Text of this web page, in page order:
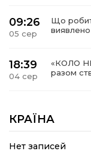
09:26
05 сер
Що
18:39
04 сер
«КОЛО
разом
04 сер
19:36
Пишіть
КРАЇНА
Нет записей